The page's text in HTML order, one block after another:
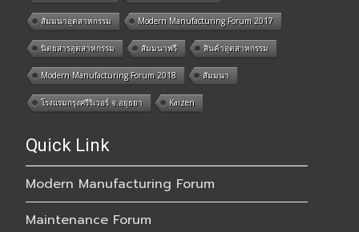
สัมมนาอุตสาหกรรม Modern Manufacturing Forum 2017
นิตยสารอุตสาหกรรม สัมมนาฟรี สินค้าอุตสาหกรรม
Modern Manufacturing Forum 2018 สัมมนา
โรงแรมกรุงศรีริเวอร์ จ.อยุธยา Kaizen
Quick Link
Modern Manufacturing Forum
Maintenance Forum